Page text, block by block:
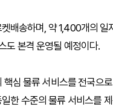
배송하며, 약 1,400개의 일
도 본격 운영될 예정이다.
심 물류 서비스를 전국으
한 수준의 물류 서비스를